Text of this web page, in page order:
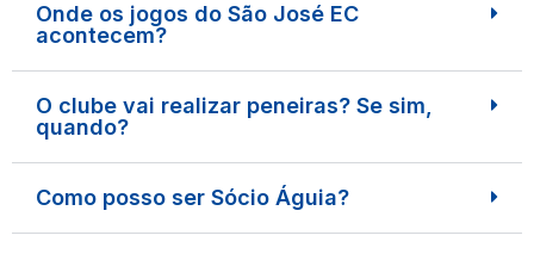
Onde os jogos do São José EC
acontecem?
O clube vai realizar peneiras? Se sim,
quando?
Como posso ser Sócio Águia?